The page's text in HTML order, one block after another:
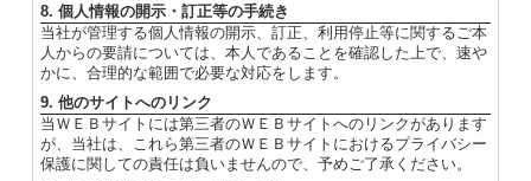
8. 個人情報の開示・訂正等の手続き
当社が管理する個人情報の開示、訂正、利用停止等に関するご本
人からの要請については、本人であることを確認した上で、速や
かに、合理的な範囲で必要な対応をします。
9. 他のサイトへのリンク
当ＷＥＢサイトには第三者のＷＥＢサイトへのリンクがあります
が、当社は、これら第三者のＷＥＢサイトにおけるプライバシー
保護に関しての責任は負いませんので、予めご了承ください。